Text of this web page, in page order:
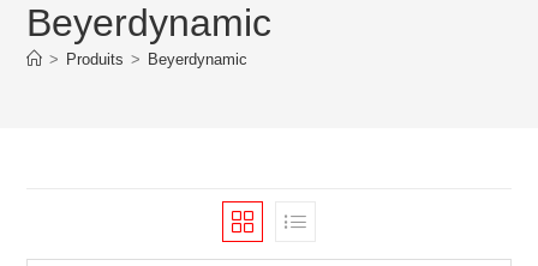
Beyerdynamic
> Produits > Beyerdynamic